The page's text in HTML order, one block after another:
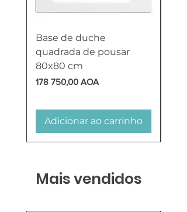
Base de duche
quadrada de pousar
80x80 cm
Preço
178 750,00 AOA
Adicionar ao carrinho
Mais vendidos